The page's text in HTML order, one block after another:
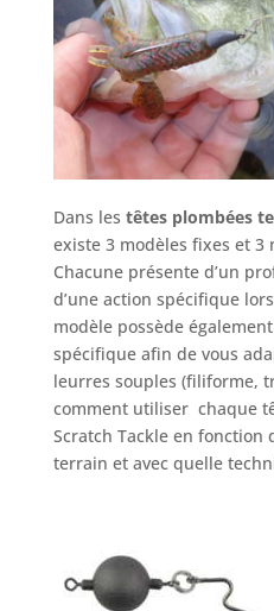
Dans les têtes plombées
existe 3 modèles fixes et 3
Chacune présente d’un
d’une action spécifique
modèle possède
spécifique afin de vous
leurres souples (filiforme,
comment utiliser chaque
Scratch Tackle en fonction
terrain et avec quelle